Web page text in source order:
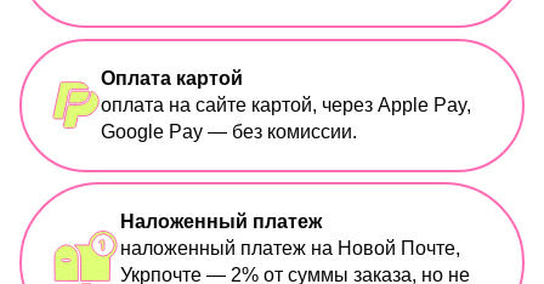
Оплата картой
оплата на сайте картой, через Apple Pay,
Google Pay — без комиссии.
Наложенный платеж
наложенный платеж на Новой Почте,
Укрпочте — 2% от суммы заказа, но не